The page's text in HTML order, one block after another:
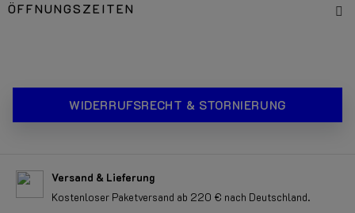
ÖFFNUNGSZEITEN
WIDERRUFSRECHT & STORNIERUNG
Versand & Lieferung
Kostenloser Paketversand ab 220 € nach Deutschland.